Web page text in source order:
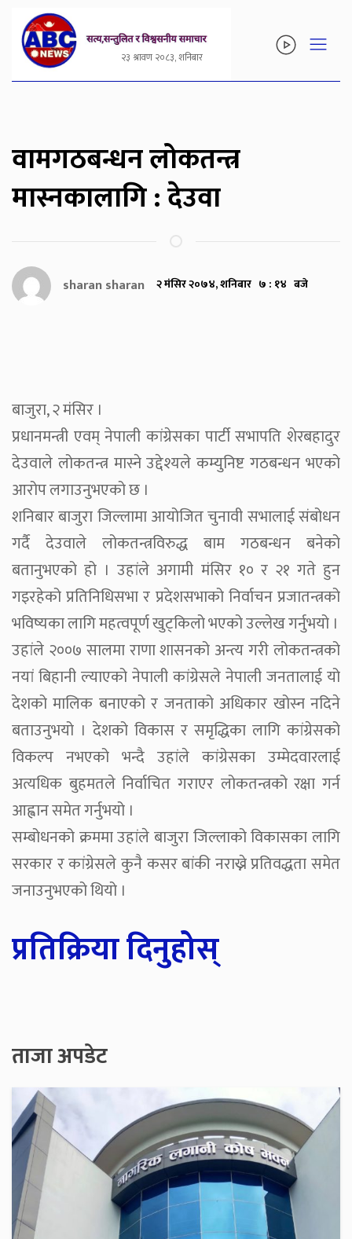
२३ श्रावण २०८३, शनिबार
वामगठबन्धन लोकतन्त्र
मास्नकालागि : देउवा
sharan sharan २ मंसिर २०७४, शनिबार ७ : १४ बजे
बाजुरा, २ मंसिर ।
प्रधानमन्त्री एवम् नेपाली कांग्रेसका पार्टी सभापति शेरबहादुर
देउवाले लोकतन्त्र मास्ने उद्देश्यले कम्युनिष्ट गठबन्धन भएको
आरोप लगाउनुभएको छ ।
शनिबार बाजुरा जिल्लामा आयोजित चुनावी सभालाई संबोधन
गर्दै देउवाले लोकतन्त्रविरुद्ध बाम गठबन्धन बनेको
बतानुभएको हो । उहांले अगामी मंसिर १० र २१ गते हुन
गइरहेको प्रतिनिधिसभा र प्रदेशसभाको निर्वाचन प्रजातन्त्रको
भविष्यका लागि महत्वपूर्ण खुट्किलो भएको उल्लेख गर्नुभयो ।
उहांले २००७ सालमा राणा शासनको अन्त्य गरी लोकतन्त्रको
नयां बिहानी ल्याएको नेपाली कांग्रेसले नेपाली जनतालाई यो
देशको मालिक बनाएको र जनताको अधिकार खोस्न नदिने
बताउनुभयो । देशको विकास र समृद्धिका लागि कांग्रेसको
विकल्प नभएको भन्दै उहांले कांग्रेसका उम्मेदवारलाई
अत्यधिक बुहमतले निर्वाचित गराएर लोकतन्त्रको रक्षा गर्न
आह्वान समेत गर्नुभयो ।
सम्बोधनको क्रममा उहांले बाजुरा जिल्लाको विकासका लागि
सरकार र कांग्रेसले कुनै कसर बांकी नराख्ने प्रतिवद्धता समेत
जनाउनुभएको थियो ।
प्रतिक्रिया दिनुहोस्
ताजा अपडेट